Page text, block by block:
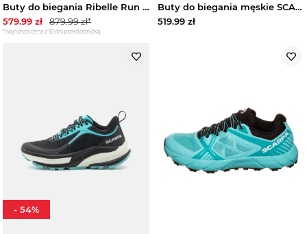
Buty do biegania Ribelle Run GTX Scarpa Czarny
579.99 zł 879.99zł*
*najniższa cena z 30 dni przed obniżką
Buty do biegania męskie SCARPA Spin Ultra azure / black Niebieski
519.99 zł
- 54%